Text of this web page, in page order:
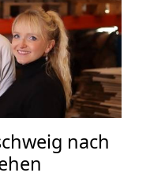
nach